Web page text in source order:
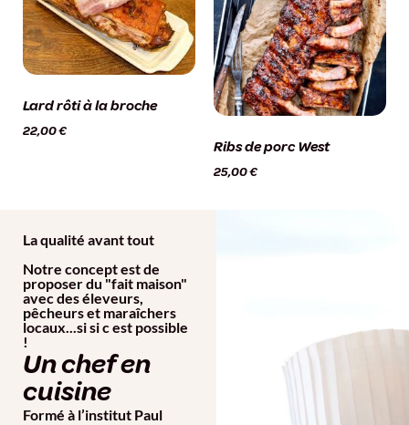
Lard rôti à la broche
22,00€
Ribs de porc West
25,00€
La qualité avant tout
Notre concept est de
proposer du "fait maison"
avec des éleveurs,
pêcheurs et maraîchers
locaux...si si c est possible
!
Un chef en
cuisine
Formé à l’institut Paul